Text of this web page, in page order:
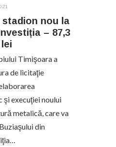
stadion nou la
– 87,3
Timişoara a
de licitaţie
execuţiei noului
metalică, care va
din